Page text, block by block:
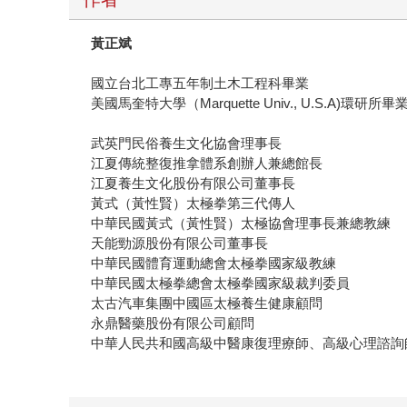
黃正斌
國立台北工專五年制土木工程科畢業
美國馬奎特大學（Marquette Univ., U.S.A)環研所畢
武英門民俗養生文化協會理事長
江夏傳統整復推拿體系創辦人兼總館長
江夏養生文化股份有限公司董事長
黃式（黃性賢）太極拳第三代傳人
中華民國黃式（黃性賢）太極協會理事長兼總教練
天能勁源股份有限公司董事長
中華民國體育運動總會太極拳國家級教練
中華民國太極拳總會太極拳國家級裁判委員
太古汽車集團中國區太極養生健康顧問
永鼎醫藥股份有限公司顧問
中華人民共和國高級中醫康復理療師、高級心理諮詢